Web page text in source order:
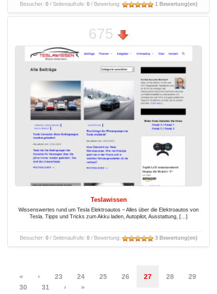
Besucher: 0/ Seitenaufrufe: 0/ Bewertung: 1 Bewertung(en)
675
Teslawissen
Wissenswertes rund um Tesla Elektroautos – Alles über die Elektroautos von
Tesla. Tipps und Tricks zum Akku laden, Autopilot, Ausstattung, […]
Besucher: 0/ Seitenaufrufe: 0/ Bewertung: 3 Bewertung(en)
« ‹ 23 24 25 26 27 28
29
30
31 › »